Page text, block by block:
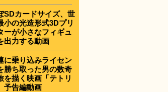
SDカードサイズ、世
小の光造形式3Dプリ
ーが小さなフィギュ
出力する動画
に乗り込みライセン
勝ち取った男の数奇
を描く映画「テトリ
予告編動画